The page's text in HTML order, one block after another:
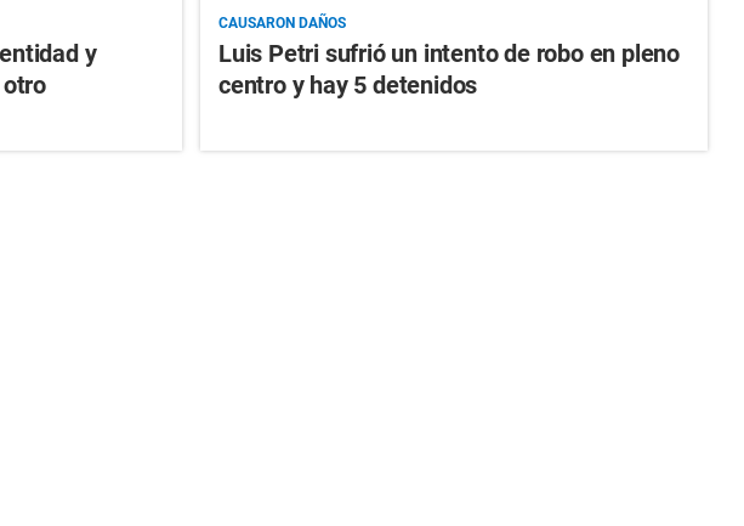
y
CAUSARON DAÑOS
Luis Petri sufrió un intento de robo en pleno
centro y hay 5 detenidos